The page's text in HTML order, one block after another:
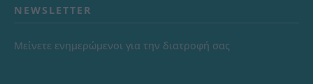
NEWSLETTER
Μείνετε ενημερώμενοι για την διατροφή σας